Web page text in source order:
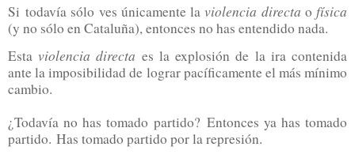
Sitodavía sólo ves únicamente laviolencia directa ofísica
(y no sólo en Cataluña), entonces no has entendido nada.
Estaviolencia directa es la explosión de la ira contenida
ante la imposibilidad de lograr pacíficamente el más mínimo
cambio.
¿Todavía no has tomado partido? Entonces ya has tomado
partido. Has tomado partido por la represión.